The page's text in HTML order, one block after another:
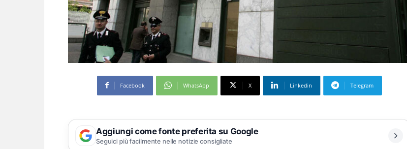
Facebook WhatsApp X Linkedin Telegram
Aggiungi come fonte preferita su Google
Seguici più facilmente nelle notizie consigliate